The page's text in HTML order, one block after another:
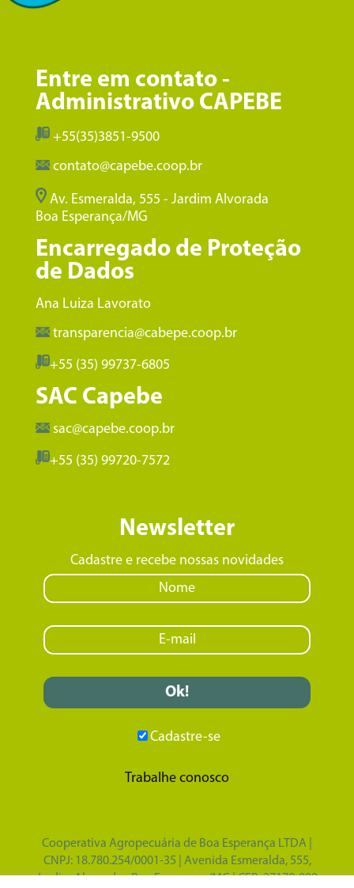
Entre em contato -
Administrativo CAPEBE
+55(35)3851-9500
contato@capebe.coop.br
Av. Esmeralda, 555 - Jardim Alvorada
Boa Esperança/MG
Encarregado de Proteção
de Dados
Ana Luiza Lavorato
transparencia@cabepe.coop.br
+55 (35) 99737-6805
SAC Capebe
sac@capebe.coop.br
+55 (35) 99720-7572
Newsletter
Cadastre e recebe nossas novidades
Cadastre-se
Trabalhe conosco
Cooperativa Agropecuária de Boa Esperança LTDA |
CNPJ: 18.780.254/0001-35 | Avenida Esmeralda, 555,
Jardim Alvorada - Boa Esperança/MG | CEP: 37170-000